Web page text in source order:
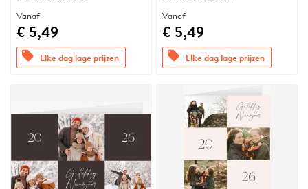
Vanaf
€ 5,49
offers Elke dag lage prijzen
Vanaf
€ 5,49
offers Elke dag lage prijzen